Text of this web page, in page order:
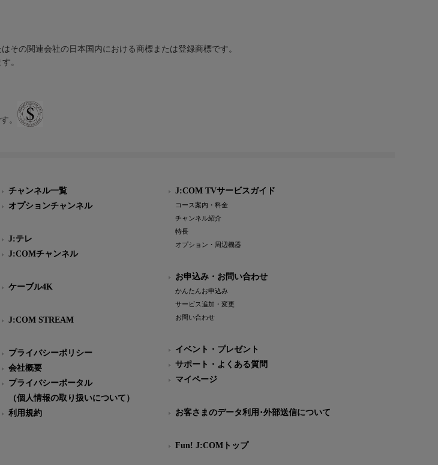
その関連会社の日本国内における商標または登録商標です。
。
。
チャンネル一覧
オプションチャンネル
J:テレ
J:COMチャンネル
ケーブル4K
J:COM STREAM
プライバシーポリシー
会社概要
プライバシーポータル
（個人情報の取り扱いについて）
利用規約
J:COM TVサービスガイド
コース案内・料金
チャンネル紹介
特長
オプション・周辺機器
お申込み・お問い合わせ
かんたんお申込み
サービス追加・変更
お問い合わせ
イベント・プレゼント
サポート・よくある質問
マイページ
お客さまのデータ利用･外部送信について
Fun! J:COMトップ